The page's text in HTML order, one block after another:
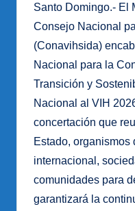
Santo Domingo.- El
Consejo Nacional
(Conavihsida)
Nacional para la
Transición y
Nacional al VIH
concertación que
Estado, organismos
internacional,
comunidades para
garantizará la